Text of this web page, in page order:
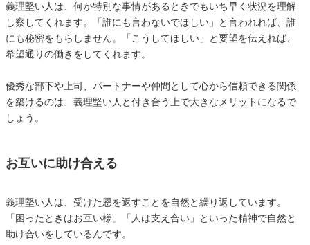
義理堅い人は、何か特別な事情があるときでもいち早く状況を理解
し察してくれます。「誰にも言わないでほしい」と言われれば、誰
にも秘密をもらしません。「こうしてほしい」と要望を伝えれば、
希望通りの働きをしてくれます。
優秀な部下や上司、パートナーや仲間として心から信頼できる関係
を築けるのは、義理堅い人と付き合う上で大きなメリットになるで
しょう。
お互いに助け合える
義理堅い人は、受けた恩を返すことを自然と繰り返しています。
「困ったときはお互い様」「人は支え合い」といった精神で自然と
助け合いをしているんです。